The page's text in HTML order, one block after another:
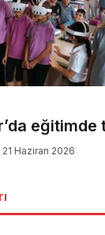
eğitimde
21 Haziran 2026